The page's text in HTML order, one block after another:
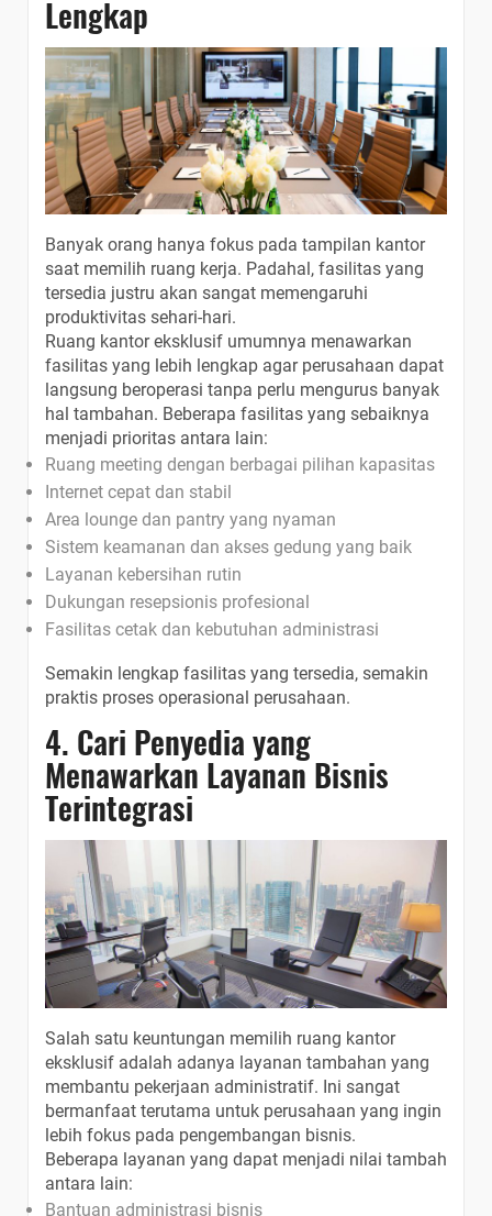
Lengkap
Banyak orang hanya fokus pada tampilan kantor
saat memilih ruang kerja. Padahal, fasilitas yang
tersedia justru akan sangat memengaruhi
produktivitas sehari-hari.
Ruang kantor eksklusif umumnya menawarkan
fasilitas yang lebih lengkap agar perusahaan dapat
langsung beroperasi tanpa perlu mengurus banyak
hal tambahan. Beberapa fasilitas yang sebaiknya
menjadi prioritas antara lain:
Ruang meeting dengan berbagai pilihan kapasitas
Internet cepat dan stabil
Area lounge dan pantry yang nyaman
Sistem keamanan dan akses gedung yang baik
Layanan kebersihan rutin
Dukungan resepsionis profesional
Fasilitas cetak dan kebutuhan administrasi
Semakin lengkap fasilitas yang tersedia, semakin
praktis proses operasional perusahaan.
4. Cari Penyedia yang
Menawarkan Layanan Bisnis
Terintegrasi
Salah satu keuntungan memilih ruang kantor
eksklusif adalah adanya layanan tambahan yang
membantu pekerjaan administratif. Ini sangat
bermanfaat terutama untuk perusahaan yang ingin
lebih fokus pada pengembangan bisnis.
Beberapa layanan yang dapat menjadi nilai tambah
antara lain:
Bantuan administrasi bisnis